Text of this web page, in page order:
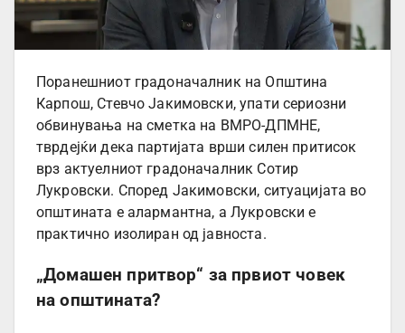
Поранешниот градоначалник на Општина
Карпош, Стевчо Јакимовски, упати сериозни
обвинувања на сметка на ВМРО-ДПМНЕ,
тврдејќи дека партијата врши силен притисок
врз актуелниот градоначалник Сотир
Лукровски. Според Јакимовски, ситуацијата во
општината е алармантна, а Лукровски е
практично изолиран од јавноста.
„Домашен притвор“ за првиот човек
на општината?